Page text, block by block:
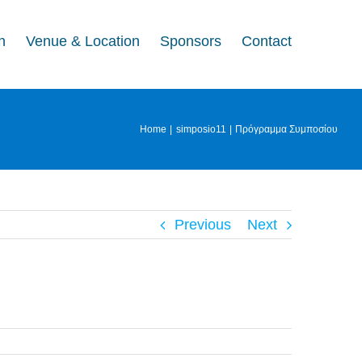
Venue & Location Sponsors Contact
Home simposio11 Πρόγραμμα Συμποσίου
Previous Next